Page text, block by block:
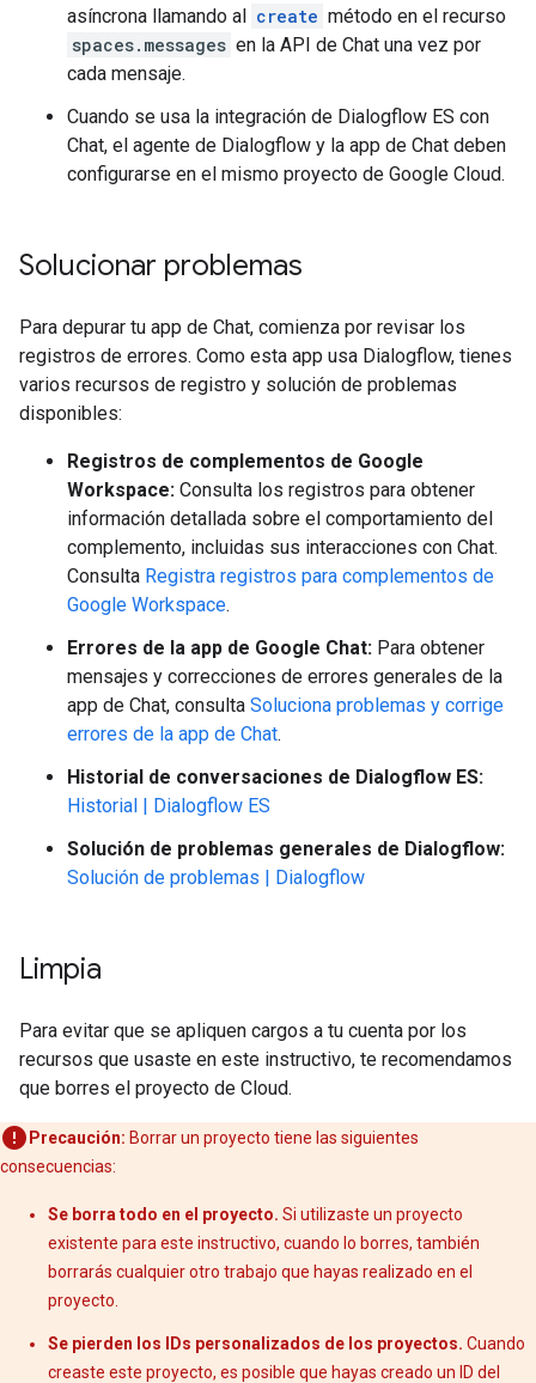
asíncrona llamando al create método en el recurso
spaces.messages en la API de Chat una vez por
cada mensaje.
Cuando se usa la integración de Dialogflow ES con
Chat, el agente de Dialogflow y la app de Chat deben
configurarse en el mismo proyecto de Google Cloud.
Solucionar problemas
Para depurar tu app de Chat, comienza por revisar los
registros de errores. Como esta app usa Dialogflow, tienes
varios recursos de registro y solución de problemas
disponibles:
Registros de complementos de Google
Workspace: Consulta los registros para obtener
información detallada sobre el comportamiento del
complemento, incluidas sus interacciones con Chat.
Consulta Registra registros para complementos de
Google Workspace.
Errores de la app de Google Chat: Para obtener
mensajes y correcciones de errores generales de la
app de Chat, consulta Soluciona problemas y corrige
errores de la app de Chat.
Historial de conversaciones de Dialogflow ES:
Historial | Dialogflow ES
Solución de problemas generales de Dialogflow:
Solución de problemas | Dialogflow
Limpia
Para evitar que se apliquen cargos a tu cuenta por los
recursos que usaste en este instructivo, te recomendamos
que borres el proyecto de Cloud.
Precaución: Borrar un proyecto tiene las siguientes
consecuencias:
Se borra todo en el proyecto. Si utilizaste un proyecto
existente para este instructivo, cuando lo borres, también
borrarás cualquier otro trabajo que hayas realizado en el
proyecto.
Se pierden los IDs personalizados de los proyectos. Cuando
creaste este proyecto, es posible que hayas creado un ID del